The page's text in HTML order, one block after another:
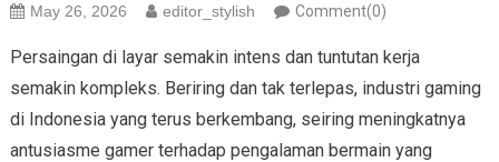
May 26, 2026 editor_stylish Comment(0)
Persaingan di layar semakin intens dan tuntutan kerja
semakin kompleks. Beriring dan tak terlepas, industri gaming
di Indonesia yang terus berkembang, seiring meningkatnya
antusiasme gamer terhadap pengalaman bermain yang